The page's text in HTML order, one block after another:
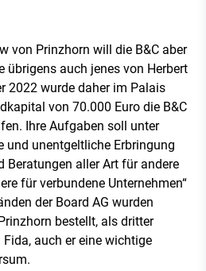
von Prinzhorn will die B&C aber
übrigens auch jenes von Herbert
2022 wurde daher im Palais
von 70.000 Euro die B&C
Ihre Aufgaben soll unter
und unentgeltliche Erbringung
Beratungen aller Art für andere
für verbundene Unternehmen“
der Board AG wurden
bestellt, als dritter
auch er eine wichtige